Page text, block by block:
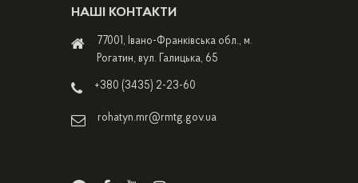
НАШІ КОНТАКТИ
77001, Івано-Франківська обл., м.
Рогатин, вул. Галицька, 65
+380 (3435) 2-23-60
rohatyn.mr@rmtg.gov.ua